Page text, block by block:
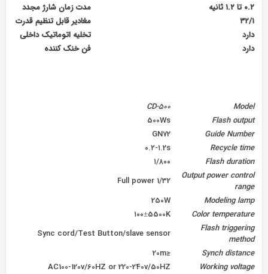
۰.۲ تا ۱.۲ ثانیه
مدت زمان شارژ مجدد
۳۲/۱
مغادیر قابل تنظیم قدرت
دارد
تخلیه اتوماتیک داخلی
دارد
فن خنک کننده
Model
CD-500
Flash output
500Ws
Guide Number
GN72
Recycle time
۰.۲-۱.2s
Flash duration
۱/۸۰۰
Output power control
range
Full power 1/32
Modeling lamp
250W
Color temperature
۱۰۰±5500K
Flash triggering
method
Sync cord/Test Button/slave sensor
Synch distance
≤20m
Working voltage
AC100-120v/60HZ or 220-240v/50HZ